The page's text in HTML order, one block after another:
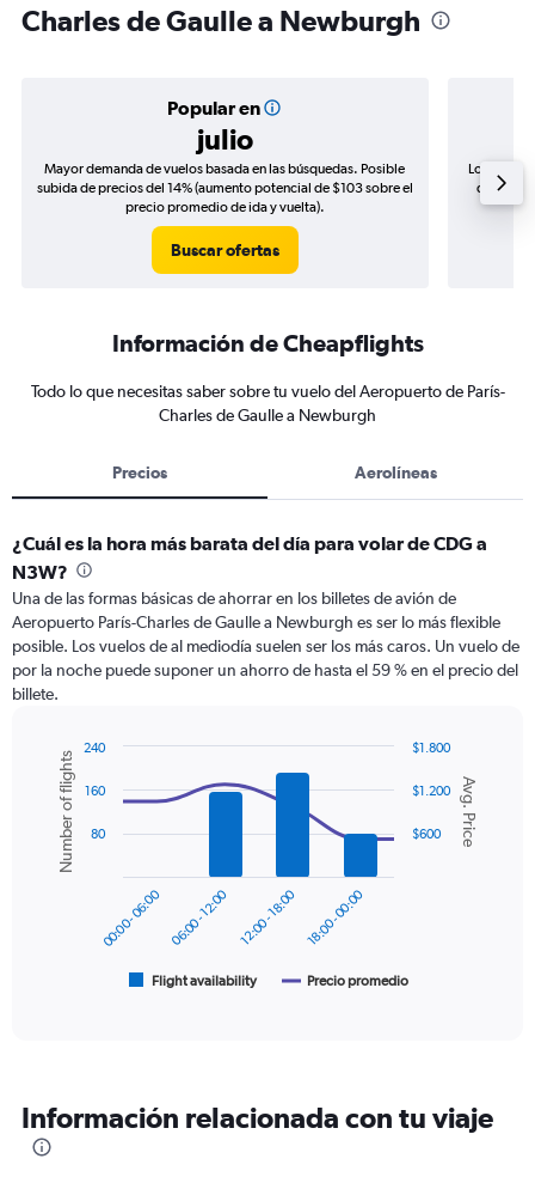
Charles de Gaulle a Newburgh
Popular en
julio
Mayor demanda de vuelos basada en las búsquedas. Posible
subida de precios del 14% (aumento potencial de $103 sobre el
precio promedio de ida y vuelta).
Buscar ofertas
Los
de
Información de Cheapflights
Todo lo que necesitas saber sobre tu vuelo del Aeropuerto de París-
Charles de Gaulle a Newburgh
Precios Aerolíneas
¿Cuál es la hora más barata del día para volar de CDG a
N3W?
Una de las formas básicas de ahorrar en los billetes de avión de
Aeropuerto París-Charles de Gaulle a Newburgh es ser lo más flexible
posible. Los vuelos de al mediodía suelen ser los más caros. Un vuelo de
por la noche puede suponer un ahorro de hasta el 59 % en el precio del
billete.
Combination
chart
with
data
series.
6
categories.
The
Chart
graphic.
Avg. Price
Number of flights
Flight availability Precio promedio
00:00 - 06:00 06:00 - 12:00 12:00 - 18:00 18:00 - 00:00
$600
$1.200
$1.800
80
160
240
Información relacionada con tu viaje